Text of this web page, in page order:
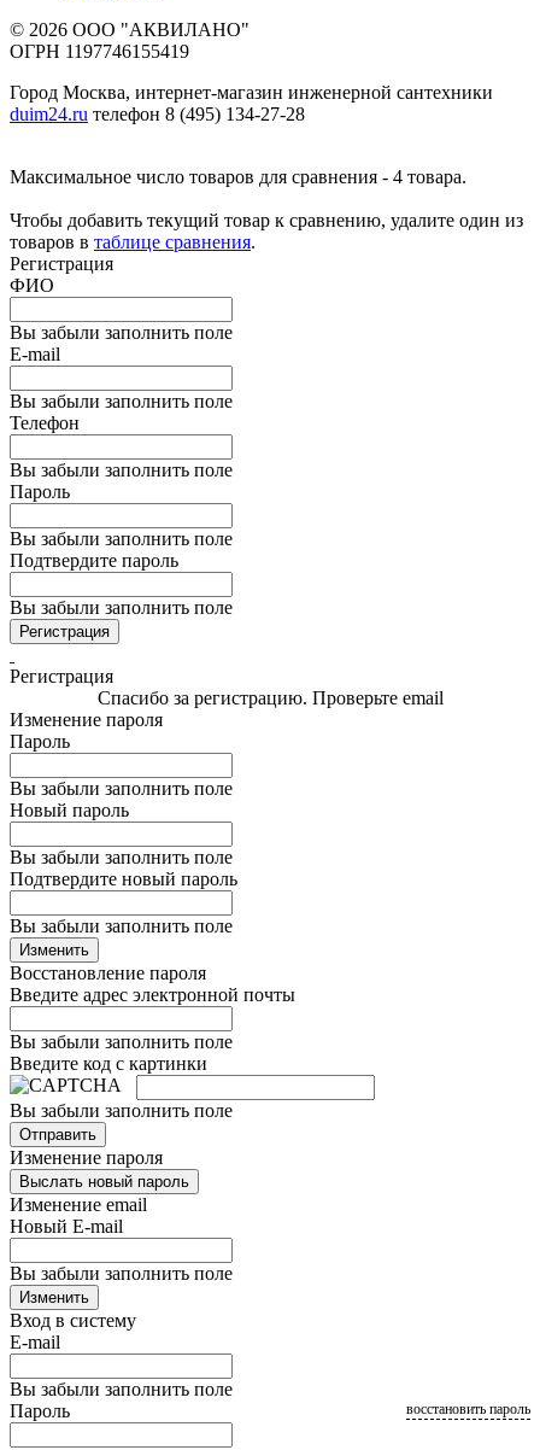
© 2026 ООО "АКВИЛАНО"
ОГРН 1197746155419
Город Москва, интернет-магазин инженерной сантехники
duim24.ru телефон 8 (495) 134-27-28
Максимальное число товаров для сравнения - 4 товара.
Чтобы добавить текущий товар к сравнению, удалите один из
товаров в таблице сравнения.
Регистрация
ФИО
Вы забыли заполнить поле
E-mail
Вы забыли заполнить поле
Телефон
Вы забыли заполнить поле
Пароль
Вы забыли заполнить поле
Подтвердите пароль
Вы забыли заполнить поле
Регистрация
Регистрация
Спасибо за регистрацию. Проверьте email
Изменение пароля
Пароль
Вы забыли заполнить поле
Новый пароль
Вы забыли заполнить поле
Подтвердите новый пароль
Вы забыли заполнить поле
Изменить
Восстановление пароля
Введите адрес электронной почты
Вы забыли заполнить поле
Введите код с картинки
Вы забыли заполнить поле
Отправить
Изменение пароля
Выслать новый пароль
Изменение email
Новый E-mail
Вы забыли заполнить поле
Изменить
Вход в систему
E-mail
Вы забыли заполнить поле
Пароль
восстановить пароль